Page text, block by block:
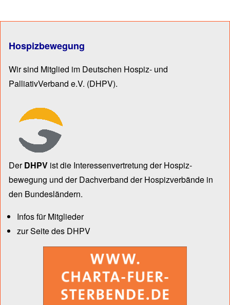
Hospizbewegung
Wir sind Mitglied im Deutschen Hospiz- und
PalliativVerband e.V. (DHPV).
DerDHPV ist die Inter­essen­ver­tre­tung der Hospiz­
bewegung und der Dach­verband der Hospiz­verbände in
den Bun­des­län­dern.
Infos für Mitglieder
zur Seite des DHPV